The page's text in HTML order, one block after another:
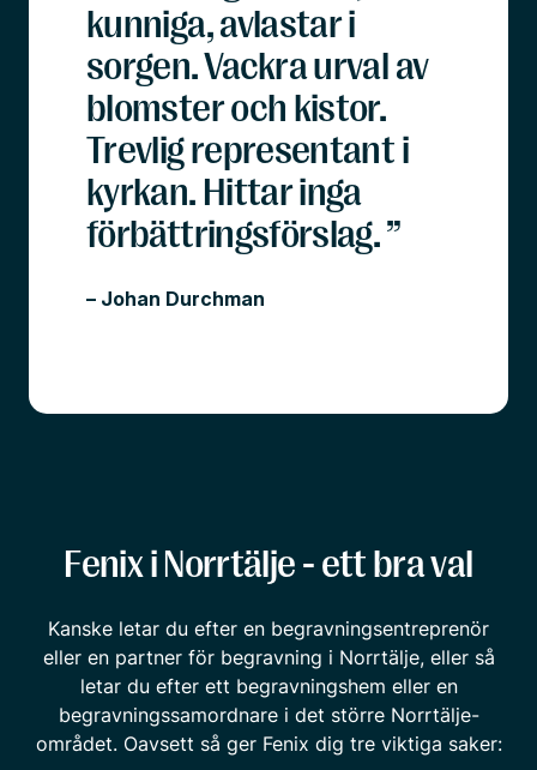
kunniga, avlastar i
sorgen. Vackra urval av
blomster och kistor.
Trevlig representant i
kyrkan. Hittar inga
förbättringsförslag. ”
– Johan Durchman
Fenix i Norrtälje - ett bra val
Kanske letar du efter en begravningsentreprenör
eller en partner för begravning i Norrtälje, eller så
letar du efter ett begravningshem eller en
begravningssamordnare i det större Norrtälje-
området. Oavsett så ger Fenix dig tre viktiga saker: